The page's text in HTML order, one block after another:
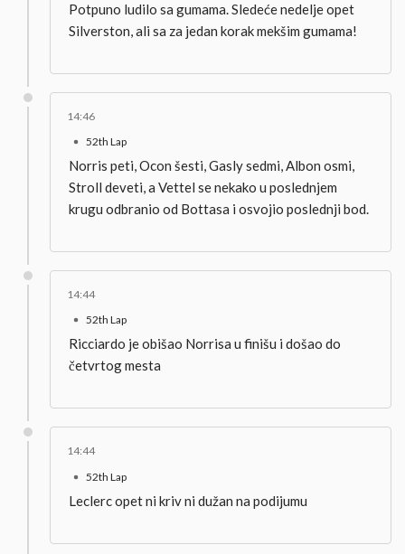
Potpuno ludilo sa gumama. Sledeće nedelje opet
Silverston, ali sa za jedan korak mekšim gumama!
14:46
52th Lap
Norris peti, Ocon šesti, Gasly sedmi, Albon osmi,
Stroll deveti, a Vettel se nekako u poslednjem
krugu odbranio od Bottasa i osvojio poslednji bod.
14:44
52th Lap
Ricciardo je obišao Norrisa u finišu i došao do
četvrtog mesta
14:44
52th Lap
Leclerc opet ni kriv ni dužan na podijumu